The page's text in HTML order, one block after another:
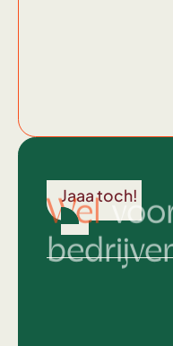
Jaaa toch!
Wel
Hun